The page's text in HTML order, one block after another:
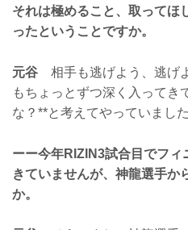
それは極めること、取ってほ
ったということですか。
元谷 相手も逃げよう、逃げ
もちょっとずつ深く入ってき
な？**と考えてやっていました
ーー今年RIZIN3試合目でフ
きていませんが、神龍選手か
か。